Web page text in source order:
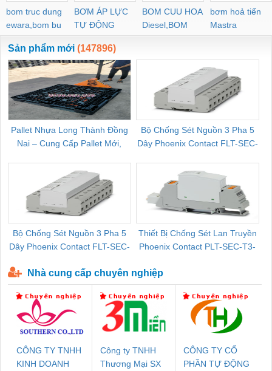
bom truc dung
ewara,bom bu
ewara
BƠM ÁP LỰC
TỰ ĐỘNG
BOM CUU HOA
Diesel,BOM
CHUA CHAY
bơm hoả tiển
Mastra
Sản phẩm mới (147896)
Pallet Nhựa Long Thành Đồng
Nai – Cung Cấp Pallet Mới,
Bộ Chống Sét Nguồn 3 Pha 5
Dây Phoenix Contact FLT-SEC-
Bộ Chống Sét Nguồn 3 Pha 5
Dây Phoenix Contact FLT-SEC-
Thiết Bị Chống Sét Lan Truyền
Phoenix Contact PLT-SEC-T3-
Nhà cung cấp chuyên nghiệp
CÔNG TY TNHH
KINH DOANH
Công ty TNHH
Thương Mại SX
CÔNG TY CỔ
PHẦN TỰ ĐỘNG